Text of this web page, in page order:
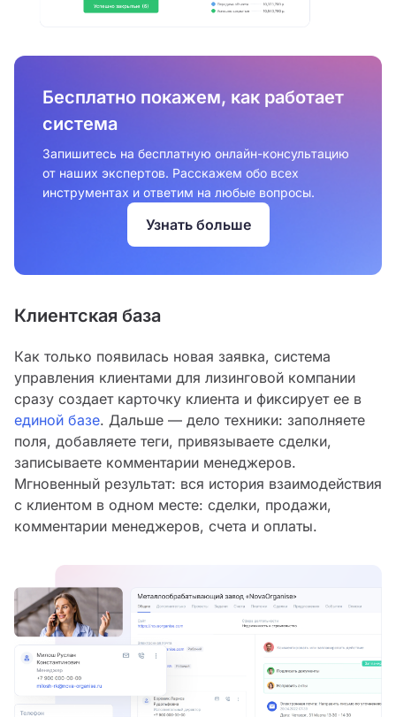
Бесплатно покажем, как работает
система
Запишитесь на бесплатную онлайн-консультацию
от наших экспертов. Расскажем обо всех
инструментах и ответим на любые вопросы.
Узнать больше
Клиентская база
Как только появилась новая заявка, система
управления клиентами для лизинговой компании
сразу создает карточку клиента и фиксирует ее в
единой базе. Дальше — дело техники: заполняете
поля, добавляете теги, привязываете сделки,
записываете комментарии менеджеров.
Мгновенный результат: вся история взаимодействия
с клиентом в одном месте: сделки, продажи,
комментарии менеджеров, счета и оплаты.